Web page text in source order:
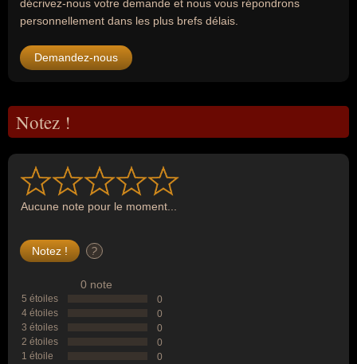
décrivez-nous votre demande et nous vous répondrons
personnellement dans les plus brefs délais.
Demandez-nous
Notez !
Aucune note pour le moment...
?
0 note
5 étoiles
0
4 étoiles
0
3 étoiles
0
2 étoiles
0
1 étoile
0